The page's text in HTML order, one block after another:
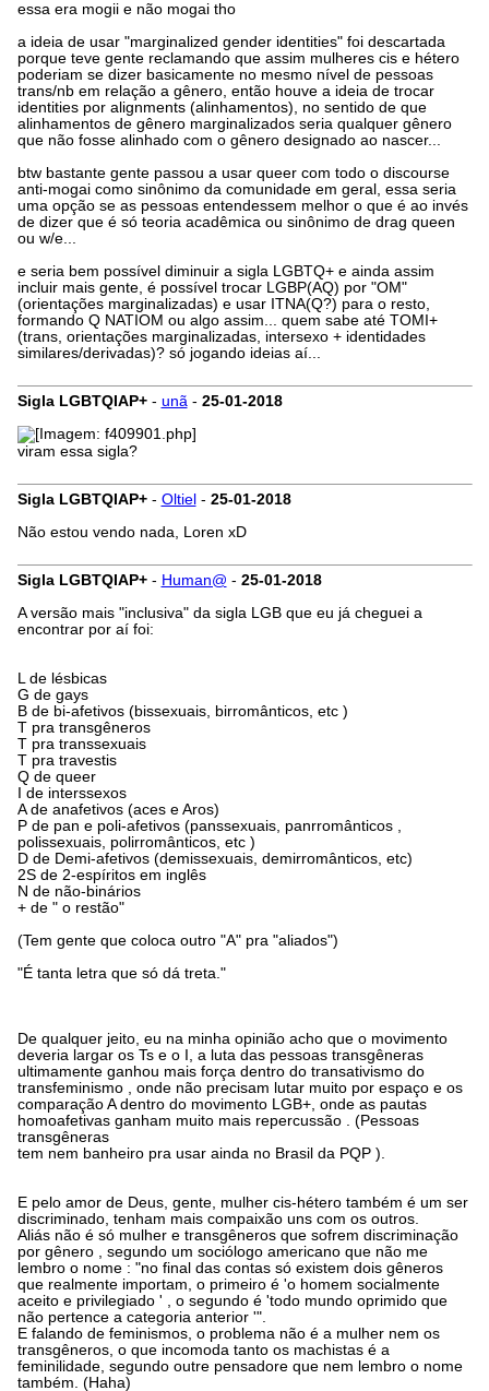
essa era mogii e não mogai tho
a ideia de usar "marginalized gender identities" foi descartada
porque teve gente reclamando que assim mulheres cis e hétero
poderiam se dizer basicamente no mesmo nível de pessoas
trans/nb em relação a gênero, então houve a ideia de trocar
identities por alignments (alinhamentos), no sentido de que
alinhamentos de gênero marginalizados seria qualquer gênero
que não fosse alinhado com o gênero designado ao nascer...
btw bastante gente passou a usar queer com todo o discourse
anti-mogai como sinônimo da comunidade em geral, essa seria
uma opção se as pessoas entendessem melhor o que é ao invés
de dizer que é só teoria acadêmica ou sinônimo de drag queen
ou w/e...
e seria bem possível diminuir a sigla LGBTQ+ e ainda assim
incluir mais gente, é possível trocar LGBP(AQ) por "OM"
(orientações marginalizadas) e usar ITNA(Q?) para o resto,
formando Q NATIOM ou algo assim... quem sabe até TOMI+
(trans, orientações marginalizadas, intersexo + identidades
similares/derivadas)? só jogando ideias aí...
Sigla LGBTQIAP+- unã- 25-01-2018
viram essa sigla?
Sigla LGBTQIAP+- Oltiel - 25-01-2018
Não estou vendo nada, Loren xD
Sigla LGBTQIAP+- Human@ - 25-01-2018
A versão mais "inclusiva" da sigla LGB que eu já cheguei a
encontrar por aí foi:
L de lésbicas
G de gays
B de bi-afetivos (bissexuais, birromânticos, etc )
T pra transgêneros
T pra transsexuais
T pra travestis
Q de queer
I de interssexos
A de anafetivos (aces e Aros)
P de pan e poli-afetivos (panssexuais, panrromânticos ,
polissexuais, polirromânticos, etc )
D de Demi-afetivos (demissexuais, demirromânticos, etc)
2S de 2-espíritos em inglês
N de não-binários
+ de " o restão"
(Tem gente que coloca outro "A" pra "aliados")
"É tanta letra que só dá treta."
De qualquer jeito, eu na minha opinião acho que o movimento
deveria largar os Ts e o I, a luta das pessoas transgêneras
ultimamente ganhou mais força dentro do transativismo do
transfeminismo , onde não precisam lutar muito por espaço e os
comparação A dentro do movimento LGB+, onde as pautas
homoafetivas ganham muito mais repercussão . (Pessoas
transgêneras
tem nem banheiro pra usar ainda no Brasil da PQP ).
E pelo amor de Deus, gente, mulher cis-hétero também é um ser
discriminado, tenham mais compaixão uns com os outros.
Aliás não é só mulher e transgêneros que sofrem discriminação
por gênero , segundo um sociólogo americano que não me
lembro o nome : "no final das contas só existem dois gêneros
que realmente importam, o primeiro é 'o homem socialmente
aceito e privilegiado ' , o segundo é 'todo mundo oprimido que
não pertence a categoria anterior '".
E falando de feminismos, o problema não é a mulher nem os
transgêneros, o que incomoda tanto os machistas é a
feminilidade, segundo outre pensadore que nem lembro o nome
também. (Haha)